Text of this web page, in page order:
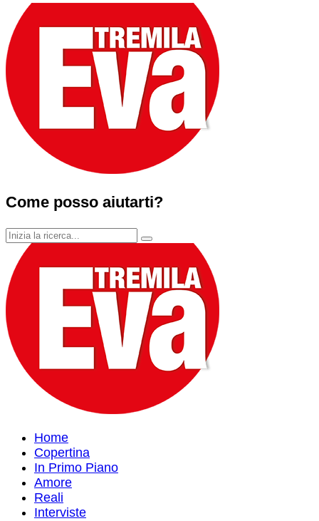
Come posso aiutarti?
Home
Copertina
In Primo Piano
Amore
Reali
Interviste